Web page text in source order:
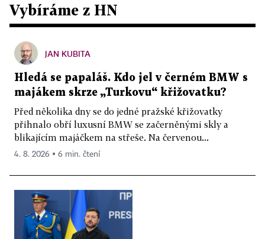
Vybíráme z HN
JAN KUBITA
Hledá se papaláš. Kdo jel v černém BMW s
majákem skrze „Turkovu“ křižovatku?
Před několika dny se do jedné pražské křižovatky
přihnalo obří luxusní BMW se začerněnými skly a
blikajícím majáčkem na střeše. Na červenou...
4. 8. 2026 ▪ 6 min. čtení